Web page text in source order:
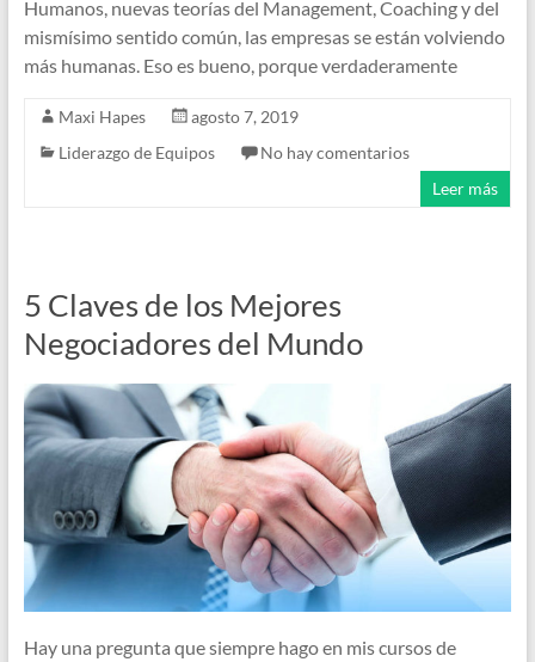
Humanos, nuevas teorías del Management, Coaching y del
mismísimo sentido común, las empresas se están volviendo
más humanas. Eso es bueno, porque verdaderamente
Maxi Hapes
agosto 7, 2019
Liderazgo de Equipos
No hay comentarios
Leer más
5 Claves de los Mejores
Negociadores del Mundo
Hay una pregunta que siempre hago en mis cursos de